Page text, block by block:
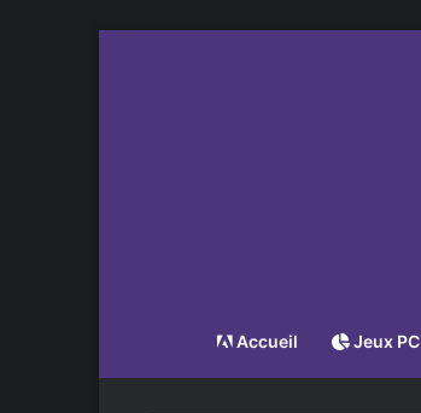
Accueil Jeux PC